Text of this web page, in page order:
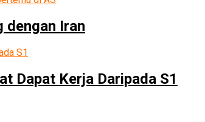
dengan Iran
Dapat Kerja Daripada S1